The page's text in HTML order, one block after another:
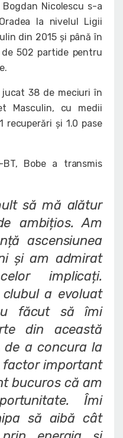
Nicolescu s-a
la nivelul Ligii
din 2015 și până în
502 partide pentru
38 de meciuri în
Masculin, cu medii
recuperări și 1.0 pase
Bobe a transmis
să mă alătur
ambițios. Am
ascensiunea
și am admirat
implicați.
a evoluat
făcut să îmi
din această
de a concura la
factor important
bucuros că am
Îmi
să aibă cât